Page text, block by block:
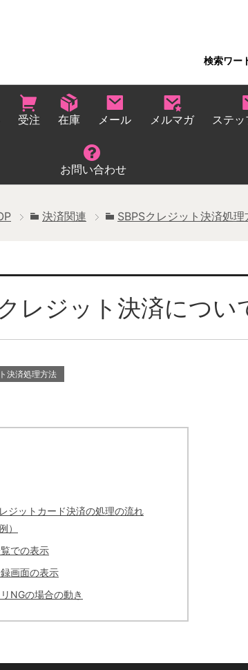
検索ワー
受注 在庫 メール メルマガ ステ
お問い合わせ
決済関連 SBPSクレジット決済処理
レジット決済につい
決済処理方法
ジットカード決済の処理の流れ
）
での表示
画面の表示
NGの場合の動き